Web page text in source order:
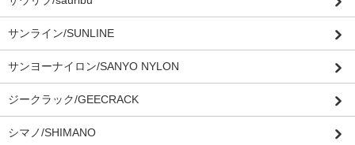
サンライン/SUNLINE
サンヨーナイロン/SANYO NYLON
ジークラック/GEECRACK
シマノ/SHIMANO